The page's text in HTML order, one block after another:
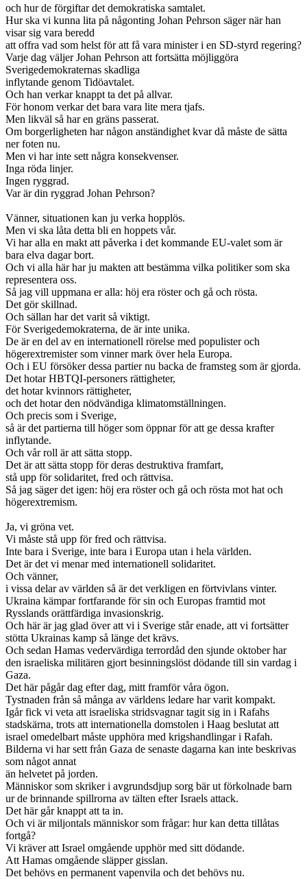
och hur de förgiftar det demokratiska samtalet.
Hur ska vi kunna lita på någonting Johan Pehrson säger när han
visar sig vara beredd
att offra vad som helst för att få vara minister i en SD-styrd regering?
Varje dag väljer Johan Pehrson att fortsätta möjliggöra
Sverigedemokraternas skadliga
inflytande genom Tidöavtalet.
Och han verkar knappt ta det på allvar.
För honom verkar det bara vara lite mera tjafs.
Men likväl så har en gräns passerat.
Om borgerligheten har någon anständighet kvar då måste de sätta
ner foten nu.
Men vi har inte sett några konsekvenser.
Inga röda linjer.
Ingen ryggrad.
Var är din ryggrad Johan Pehrson?
Vänner, situationen kan ju verka hopplös.
Men vi ska låta detta bli en hoppets vår.
Vi har alla en makt att påverka i det kommande EU-valet som är
bara elva dagar bort.
Och vi alla här har ju makten att bestämma vilka politiker som ska
representera oss.
Så jag vill uppmana er alla: höj era röster och gå och rösta.
Det gör skillnad.
Och sällan har det varit så viktigt.
För Sverigedemokraterna, de är inte unika.
De är en del av en internationell rörelse med populister och
högerextremister som vinner mark över hela Europa.
Och i EU försöker dessa partier nu backa de framsteg som är gjorda.
Det hotar HBTQI-personers rättigheter,
det hotar kvinnors rättigheter,
och det hotar den nödvändiga klimatomställningen.
Och precis som i Sverige,
så är det partierna till höger som öppnar för att ge dessa krafter
inflytande.
Och vår roll är att sätta stopp.
Det är att sätta stopp för deras destruktiva framfart,
stå upp för solidaritet, fred och rättvisa.
Så jag säger det igen: höj era röster och gå och rösta mot hat och
högerextremism.
Ja, vi gröna vet.
Vi måste stå upp för fred och rättvisa.
Inte bara i Sverige, inte bara i Europa utan i hela världen.
Det är det vi menar med internationell solidaritet.
Och vänner,
i vissa delar av världen så är det verkligen en förtvivlans vinter.
Ukraina kämpar fortfarande för sin och Europas framtid mot
Rysslands orättfärdiga invasionskrig.
Och här är jag glad över att vi i Sverige står enade, att vi fortsätter
stötta Ukrainas kamp så länge det krävs.
Och sedan Hamas vedervärdiga terrordåd den sjunde oktober har
den israeliska militären gjort besinningslöst dödande till sin vardag i
Gaza.
Det här pågår dag efter dag, mitt framför våra ögon.
Tystnaden från så många av världens ledare har varit kompakt.
Igår fick vi veta att israeliska stridsvagnar tagit sig in i Rafahs
stadskärna, trots att internationella domstolen i Haag beslutat att
israel omedelbart måste upphöra med krigshandlingar i Rafah.
Bilderna vi har sett från Gaza de senaste dagarna kan inte beskrivas
som något annat
än helvetet på jorden.
Människor som skriker i avgrundsdjup sorg bär ut förkolnade barn
ur de brinnande spillrorna av tälten efter Israels attack.
Det här går knappt att ta in.
Och vi är miljontals människor som frågar: hur kan detta tillåtas
fortgå?
Vi kräver att Israel omgående upphör med sitt dödande.
Att Hamas omgående släpper gisslan.
Det behövs en permanent vapenvila och det behövs nu.